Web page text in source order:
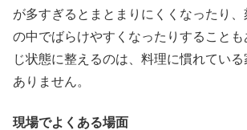
が多すぎるとまとまりにくくなったり
の中でばらけやすくなったりすることも
じ状態に整えるのは、料理に慣れてい
ありません。
現場でよくある場面